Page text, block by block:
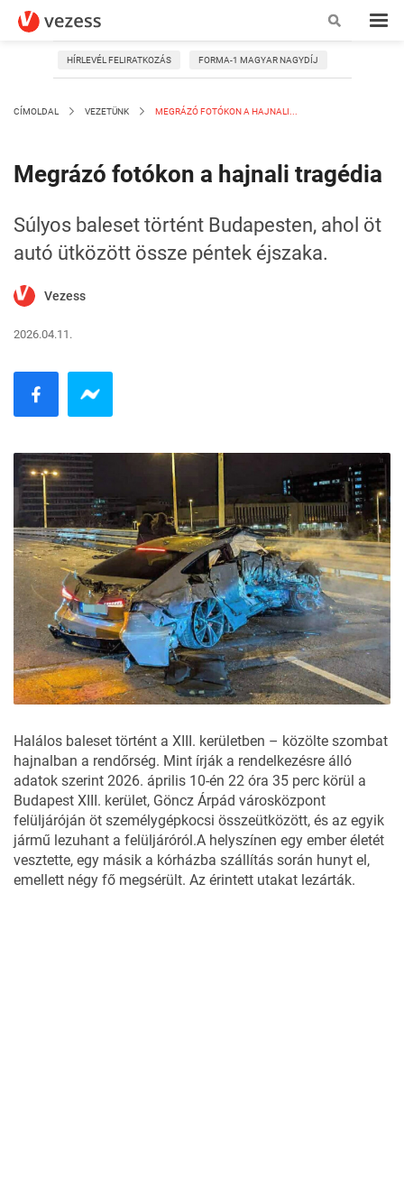
HÍRLEVÉL FELIRATKOZÁS FORMA-1 MAGYAR NAGYDÍJ
CÍMOLDAL VEZETÜNK MEGRÁZÓ FOTÓKON A HAJNALI...
Megrázó fotókon a hajnali tragédia
Súlyos baleset történt Budapesten, ahol öt
autó ütközött össze péntek éjszaka.
Vezess
2026.04.11.
Halálos baleset történt a XIII. kerületben – közölte szombat
hajnalban a rendőrség. Mint írják a rendelkezésre álló
adatok szerint 2026. április 10-én 22 óra 35 perc körül a
Budapest XIII. kerület, Göncz Árpád városközpont
felüljáróján öt személygépkocsi összeütközött, és az egyik
jármű lezuhant a felüljáróról.A helyszínen egy ember életét
vesztette, egy másik a kórházba szállítás során hunyt el,
emellett négy fő megsérült. Az érintett utakat lezárták.